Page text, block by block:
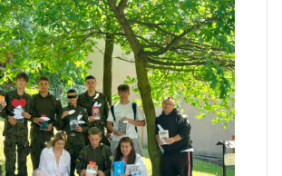
praktyk w
kampanii „Gotowi
w ZSP w Iłży